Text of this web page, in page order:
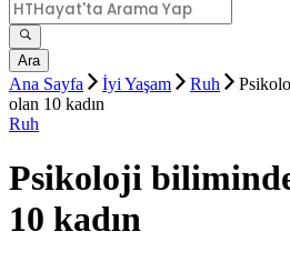
Ara
Ana Sayfa İyi Yaşam Ruh
olan 10 kadın
Ruh
Psikoloji
10 kadın